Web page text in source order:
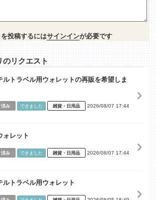
投稿するにはサインインが必要です
のリクエスト
ルトラベル用ウォレットの再販を希望しま
済み できました 雑貨・日用品 2026/08/07 17:44
ォレット
済み できました 雑貨・日用品 2026/08/07 17:44
ルトラベル用ウォレット